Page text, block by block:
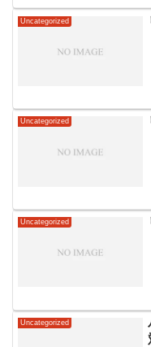
Uncategorized
Uncategorized
Uncategorized
Uncategorized